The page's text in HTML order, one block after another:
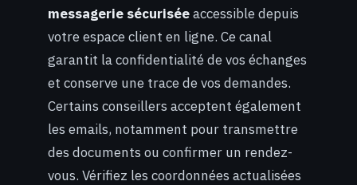
messagerie sécuriséeaccessible depuis
votre espace client en ligne. Ce canal
garantit la confidentialité de vos échanges
et conserve une trace de vos demandes.
Certains conseillers acceptent également
les emails, notamment pour transmettre
des documents ou confirmer un rendez-
vous. Vérifiez les coordonnées actualisées